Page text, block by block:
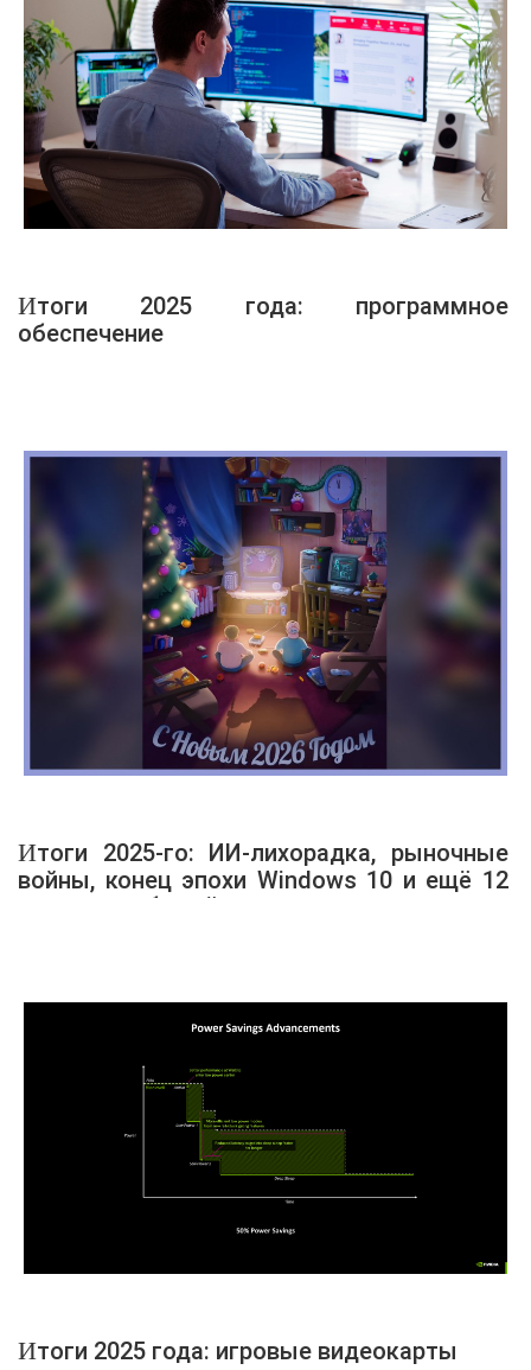
Итоги 2025 года: программное
обеспечение
Итоги 2025-го: ИИ-лихорадка, рыночные
войны, конец эпохи Windows 10 и ещё 12
главных событий года
Итоги 2025 года: игровые видеокарты